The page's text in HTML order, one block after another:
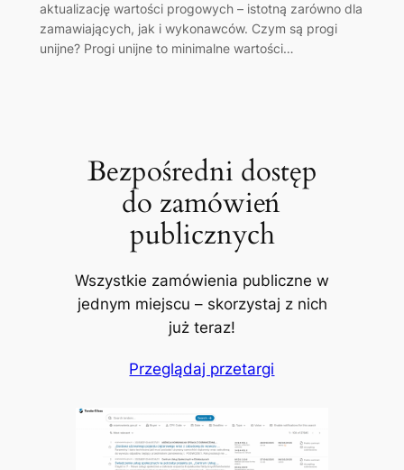
aktualizację wartości progowych – istotną zarówno dla
zamawiających, jak i wykonawców. Czym są progi
unijne? Progi unijne to minimalne wartości…
Bezpośredni dostęp
do zamówień
publicznych
Wszystkie zamówienia publiczne w
jednym miejscu – skorzystaj z nich
już teraz!
Przeglądaj przetargi